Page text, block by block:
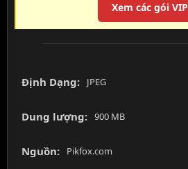
Xem các gói VIP
Định Dạng: JPEG
Dung lượng: 900 MB
Nguồn: Pikfox.com